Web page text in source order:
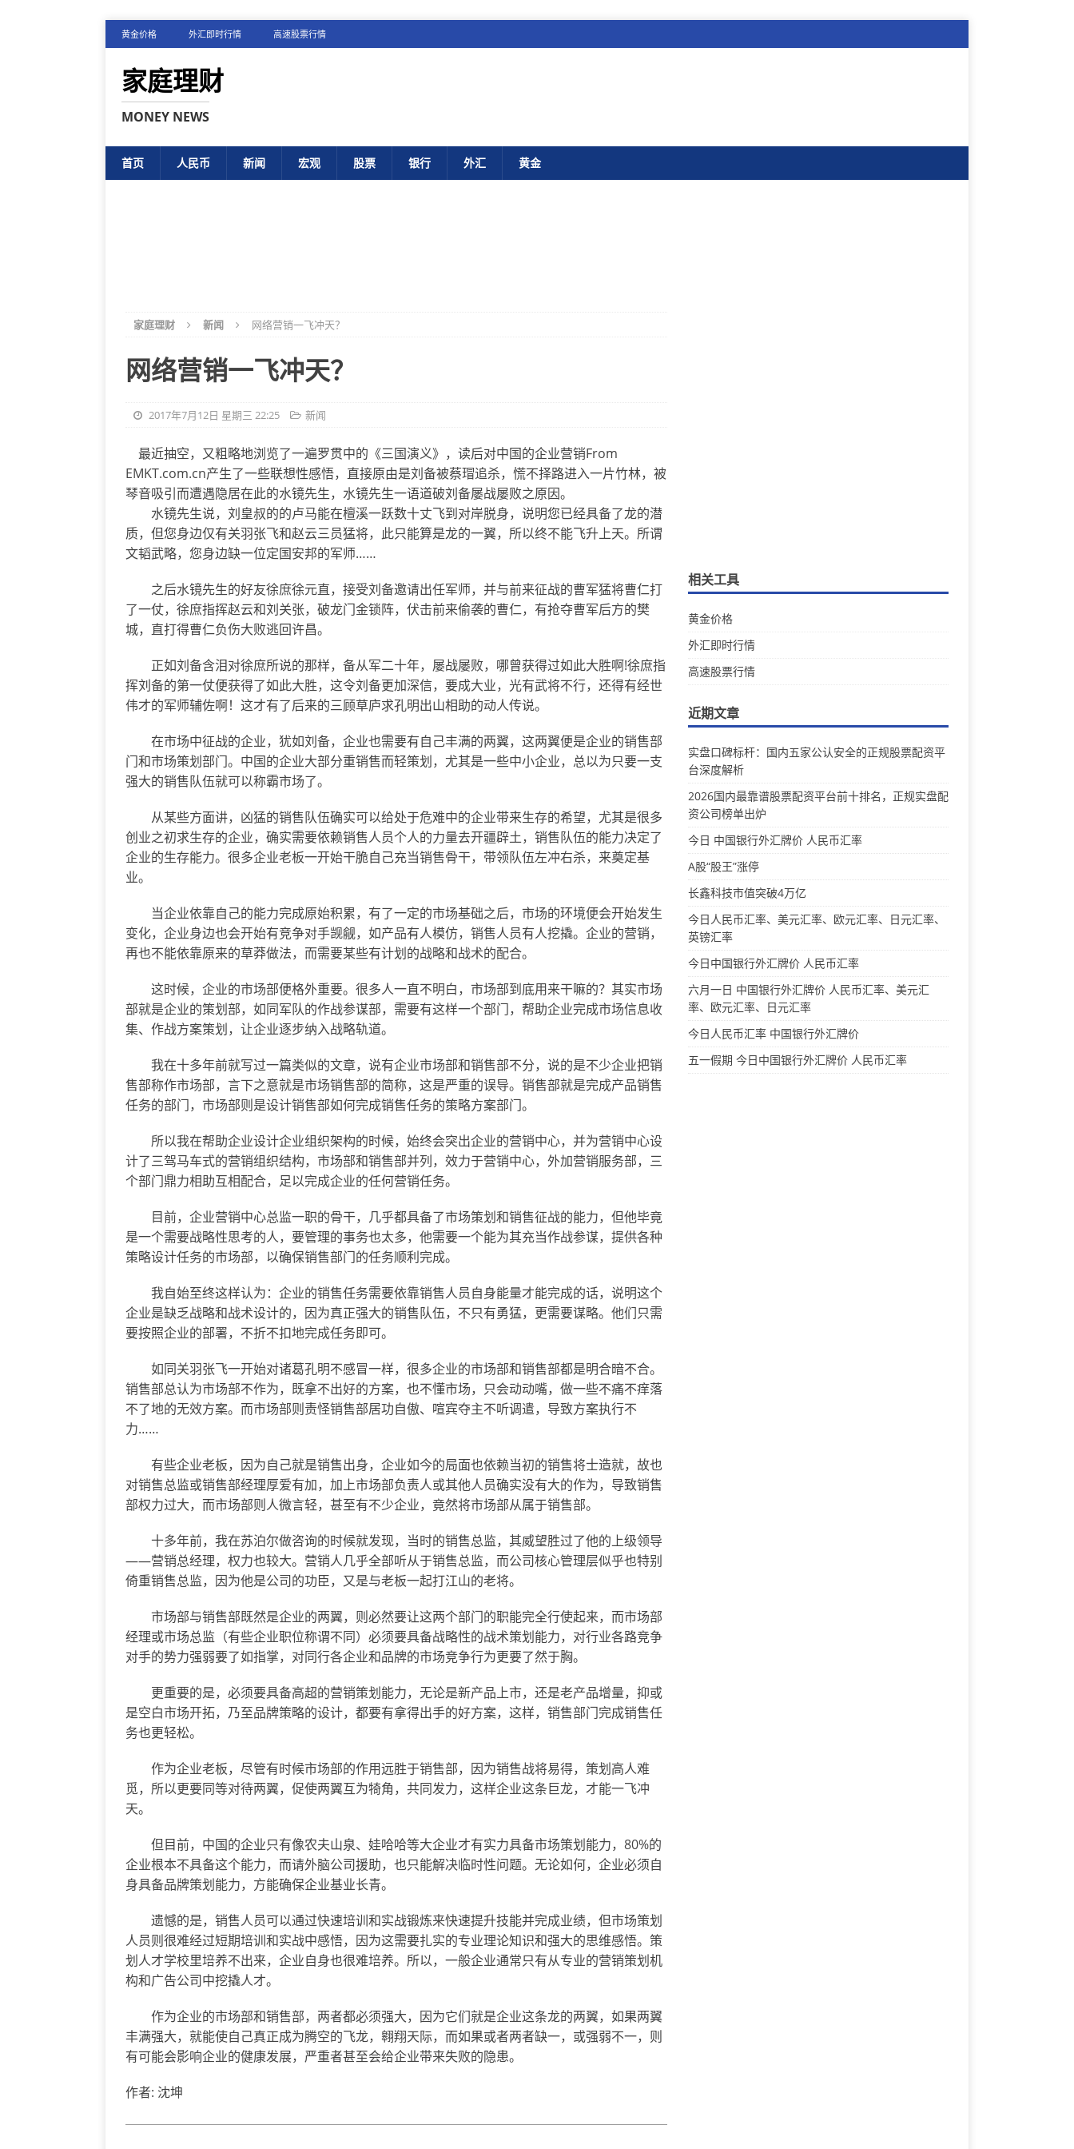
黄金价格 外汇即时行情 高速股票行情
家庭理财
MONEY NEWS
首页 人民币 新闻 宏观 股票 银行 外汇 黄金
家庭理财 新闻 网络营销一飞冲天？
网络营销一飞冲天？
2017年7月12日 星期三 22:25 新闻
最近抽空，又粗略地浏览了一遍罗贯中的《三国演义》，读后对中国的企业营销From
EMKT.com.cn产生了一些联想性感悟，直接原由是刘备被蔡瑁追杀，慌不择路进入一片竹林，被
琴音吸引而遭遇隐居在此的水镜先生，水镜先生一语道破刘备屡战屡败之原因。
水镜先生说，刘皇叔的的卢马能在檀溪一跃数十丈飞到对岸脱身，说明您已经具备了龙的潜
质，但您身边仅有关羽张飞和赵云三员猛将，此只能算是龙的一翼，所以终不能飞升上天。所谓
文韬武略，您身边缺一位定国安邦的军师……
之后水镜先生的好友徐庶徐元直，接受刘备邀请出任军师，并与前来征战的曹军猛将曹仁打
了一仗，徐庶指挥赵云和刘关张，破龙门金锁阵，伏击前来偷袭的曹仁，有抢夺曹军后方的樊
城，直打得曹仁负伤大败逃回许昌。
正如刘备含泪对徐庶所说的那样，备从军二十年，屡战屡败，哪曾获得过如此大胜啊!徐庶指
挥刘备的第一仗便获得了如此大胜，这令刘备更加深信，要成大业，光有武将不行，还得有经世
伟才的军师辅佐啊！这才有了后来的三顾草庐求孔明出山相助的动人传说。
在市场中征战的企业，犹如刘备，企业也需要有自己丰满的两翼，这两翼便是企业的销售部
门和市场策划部门。中国的企业大部分重销售而轻策划，尤其是一些中小企业，总以为只要一支
强大的销售队伍就可以称霸市场了。
从某些方面讲，凶猛的销售队伍确实可以给处于危难中的企业带来生存的希望，尤其是很多
创业之初求生存的企业，确实需要依赖销售人员个人的力量去开疆辟土，销售队伍的能力决定了
企业的生存能力。很多企业老板一开始干脆自己充当销售骨干，带领队伍左冲右杀，来奠定基
业。
当企业依靠自己的能力完成原始积累，有了一定的市场基础之后，市场的环境便会开始发生
变化，企业身边也会开始有竞争对手觊觎，如产品有人模仿，销售人员有人挖撬。企业的营销，
再也不能依靠原来的草莽做法，而需要某些有计划的战略和战术的配合。
这时候，企业的市场部便格外重要。很多人一直不明白，市场部到底用来干嘛的？其实市场
部就是企业的策划部，如同军队的作战参谋部，需要有这样一个部门，帮助企业完成市场信息收
集、作战方案策划，让企业逐步纳入战略轨道。
我在十多年前就写过一篇类似的文章，说有企业市场部和销售部不分，说的是不少企业把销
售部称作市场部，言下之意就是市场销售部的简称，这是严重的误导。销售部就是完成产品销售
任务的部门，市场部则是设计销售部如何完成销售任务的策略方案部门。
所以我在帮助企业设计企业组织架构的时候，始终会突出企业的营销中心，并为营销中心设
计了三驾马车式的营销组织结构，市场部和销售部并列，效力于营销中心，外加营销服务部，三
个部门鼎力相助互相配合，足以完成企业的任何营销任务。
目前，企业营销中心总监一职的骨干，几乎都具备了市场策划和销售征战的能力，但他毕竟
是一个需要战略性思考的人，要管理的事务也太多，他需要一个能为其充当作战参谋，提供各种
策略设计任务的市场部，以确保销售部门的任务顺利完成。
我自始至终这样认为：企业的销售任务需要依靠销售人员自身能量才能完成的话，说明这个
企业是缺乏战略和战术设计的，因为真正强大的销售队伍，不只有勇猛，更需要谋略。他们只需
要按照企业的部署，不折不扣地完成任务即可。
如同关羽张飞一开始对诸葛孔明不感冒一样，很多企业的市场部和销售部都是明合暗不合。
销售部总认为市场部不作为，既拿不出好的方案，也不懂市场，只会动动嘴，做一些不痛不痒落
不了地的无效方案。而市场部则责怪销售部居功自傲、喧宾夺主不听调遣，导致方案执行不
力……
有些企业老板，因为自己就是销售出身，企业如今的局面也依赖当初的销售将士造就，故也
对销售总监或销售部经理厚爱有加，加上市场部负责人或其他人员确实没有大的作为，导致销售
部权力过大，而市场部则人微言轻，甚至有不少企业，竟然将市场部从属于销售部。
十多年前，我在苏泊尔做咨询的时候就发现，当时的销售总监，其威望胜过了他的上级领导
——营销总经理，权力也较大。营销人几乎全部听从于销售总监，而公司核心管理层似乎也特别
倚重销售总监，因为他是公司的功臣，又是与老板一起打江山的老将。
市场部与销售部既然是企业的两翼，则必然要让这两个部门的职能完全行使起来，而市场部
经理或市场总监（有些企业职位称谓不同）必须要具备战略性的战术策划能力，对行业各路竞争
对手的势力强弱要了如指掌，对同行各企业和品牌的市场竞争行为更要了然于胸。
更重要的是，必须要具备高超的营销策划能力，无论是新产品上市，还是老产品增量，抑或
是空白市场开拓，乃至品牌策略的设计，都要有拿得出手的好方案，这样，销售部门完成销售任
务也更轻松。
作为企业老板，尽管有时候市场部的作用远胜于销售部，因为销售战将易得，策划高人难
觅，所以更要同等对待两翼，促使两翼互为犄角，共同发力，这样企业这条巨龙，才能一飞冲
天。
但目前，中国的企业只有像农夫山泉、娃哈哈等大企业才有实力具备市场策划能力，80%的
企业根本不具备这个能力，而请外脑公司援助，也只能解决临时性问题。无论如何，企业必须自
身具备品牌策划能力，方能确保企业基业长青。
遗憾的是，销售人员可以通过快速培训和实战锻炼来快速提升技能并完成业绩，但市场策划
人员则很难经过短期培训和实战中感悟，因为这需要扎实的专业理论知识和强大的思维感悟。策
划人才学校里培养不出来，企业自身也很难培养。所以，一般企业通常只有从专业的营销策划机
构和广告公司中挖撬人才。
作为企业的市场部和销售部，两者都必须强大，因为它们就是企业这条龙的两翼，如果两翼
丰满强大，就能使自己真正成为腾空的飞龙，翱翔天际，而如果或者两者缺一，或强弱不一，则
有可能会影响企业的健康发展，严重者甚至会给企业带来失败的隐患。
作者: 沈坤
相关工具
黄金价格
外汇即时行情
高速股票行情
近期文章
实盘口碑标杆：国内五家公认安全的正规股票配资平
台深度解析
2026国内最靠谱股票配资平台前十排名，正规实盘配
资公司榜单出炉
今日 中国银行外汇牌价 人民币汇率
A股“股王”涨停
长鑫科技市值突破4万亿
今日人民币汇率、美元汇率、欧元汇率、日元汇率、
英镑汇率
今日中国银行外汇牌价 人民币汇率
六月一日 中国银行外汇牌价 人民币汇率、美元汇
率、欧元汇率、日元汇率
今日人民币汇率 中国银行外汇牌价
五一假期 今日中国银行外汇牌价 人民币汇率